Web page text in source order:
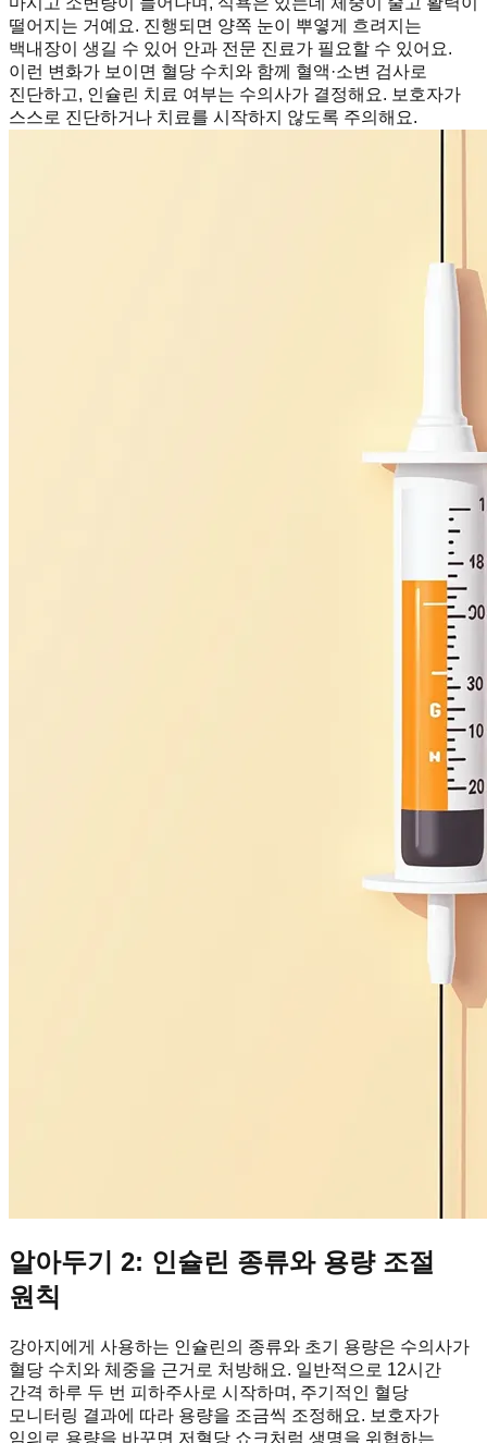
떨어지는 거예요. 진행되면 양쪽 눈이 뿌옇게 흐려지는
백내장이 생길 수 있어 안과 전문 진료가 필요할 수 있어요.
이런 변화가 보이면 혈당 수치와 함께 혈액·소변 검사로
진단하고, 인슐린 치료 여부는 수의사가 결정해요. 보호자가
스스로 진단하거나 치료를 시작하지 않도록 주의해요.
알아두기 2: 인슐린 종류와 용량 조절
원칙
강아지에게 사용하는 인슐린의 종류와 초기 용량은 수의사가
혈당 수치와 체중을 근거로 처방해요. 일반적으로 12시간
간격 하루 두 번 피하주사로 시작하며, 주기적인 혈당
모니터링 결과에 따라 용량을 조금씩 조정해요. 보호자가
임의로 용량을 바꾸면 저혈당 쇼크처럼 생명을 위협하는